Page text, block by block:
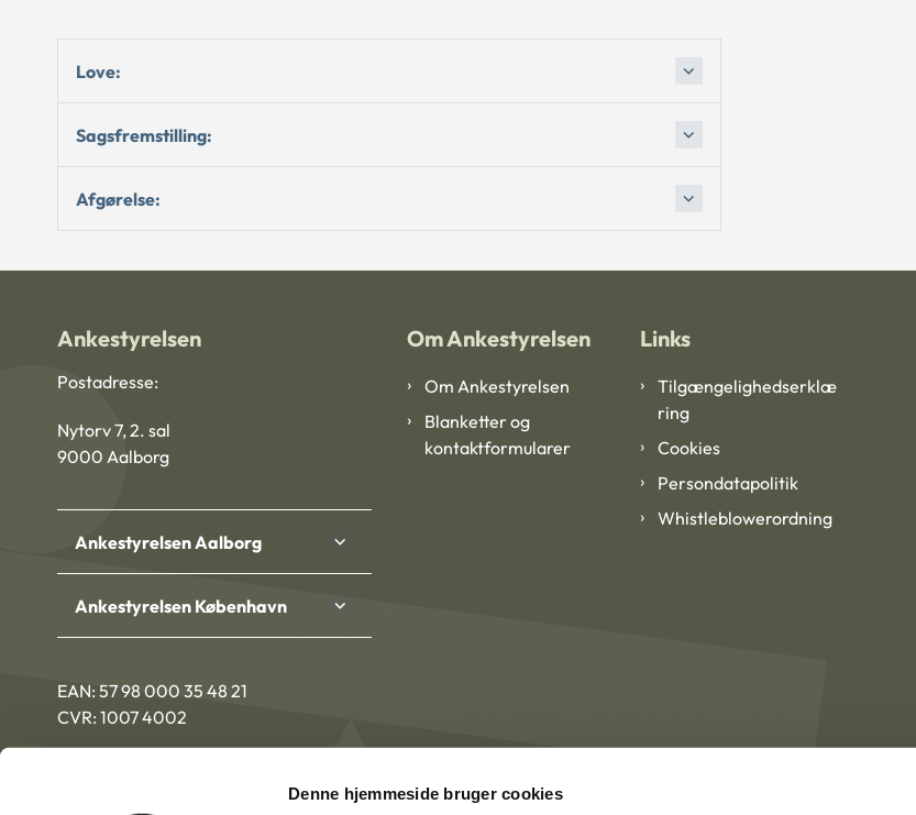
Denne hjemmeside bruger cookies
Love:
Sagsfremstilling:
Afgørelse:
Ankestyrelsen
Postadresse:
Nytorv 7, 2. sal
9000 Aalborg
Ankestyrelsen Aalborg
Ankestyrelsen København
EAN: 57 98 000 35 48 21
CVR: 1007 4002
Om Ankestyrelsen
Om Ankestyrelsen
Blanketter og
kontaktformularer
Links
Tilgængelighedserklæ
ring
Cookies
Persondatapolitik
Whistleblowerordning